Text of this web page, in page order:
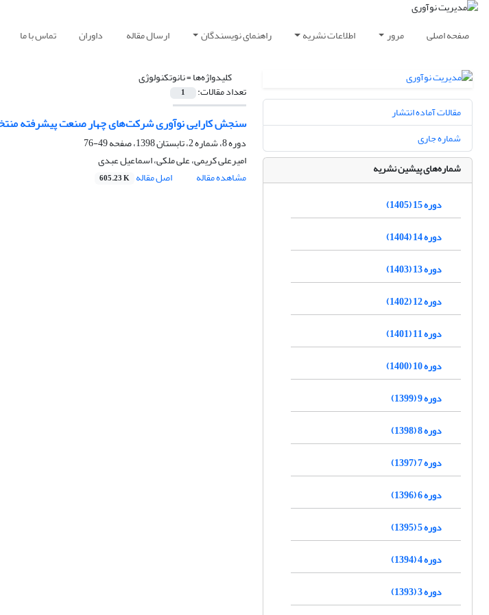
صفحه اصلی مرور اطلاعات نشریه راهنمای نویسندگان ارسال مقاله داوران تماس با ما
کلیدواژه‌ها =نانوتکنولوژی
تعداد مقالات: 1
سنجش کارایی نوآوری شرکت‌های چهار صنعت پیشرفته
دوره 8، شماره 2، تابستان 1398، صفحه
49-76
امیرعلی کریمی، علی ملکی، اسماعیل عبدی
مشاهده مقاله
اصل مقاله 605.23 K
مقالات آماده انتشار
شماره جاری
شماره‌های پیشین نشریه
دوره 15 (1405)
دوره 14 (1404)
دوره 13 (1403)
دوره 12 (1402)
دوره 11 (1401)
دوره 10 (1400)
دوره 9 (1399)
دوره 8 (1398)
دوره 7 (1397)
دوره 6 (1396)
دوره 5 (1395)
دوره 4 (1394)
دوره 3 (1393)